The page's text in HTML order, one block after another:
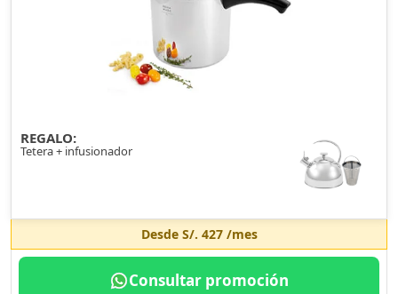
REGALO:
Tetera + infusionador
Desde S/. 427/mes
Consultar promoción